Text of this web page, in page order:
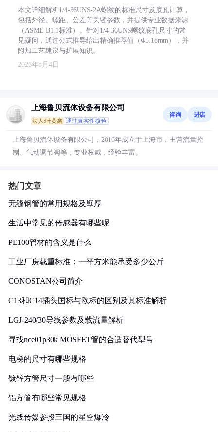
本文详细解析1/4-36UNS-2A螺纹的标准尺寸及底孔计算，
包括外径、螺距、公差等关键参数，并提供专业数据来源
（ASME B1.1标准）。针对1/4-36UNS螺纹底孔尺寸的常
见疑问，通过公式推导给出精确推荐值（Φ5.18mm），并
附加工艺建议与扩展知识。
2026年8月4日
上海鲁贝流体设备有限公司
法人:叶黄鑫 通过真实性核验
咨询 进店
上海鲁贝流体设备有限公司，2016年成立于上海市，主营流量控
制、气动调节阀等，专业权威，经验丰富。
热门文章
无缝钢管的常用规格及壁厚
生活中常见的传感器有哪些呢
PE100管材的含义是什么
工业厂房载重标准：一平方米能承受多少公斤
CONOSTAN公司简介
C13和C14插头国标与欧标的区别及其标准解析
LGJ-240/30导线参数及载流量解析
寻找nce01p30k MOSFET管的合适替代型号
电梯的尺寸有哪些规格
镀锌方管尺寸一般有哪些
铝方管有哪些常见规格
光线传媒参投三国的星空爆冷